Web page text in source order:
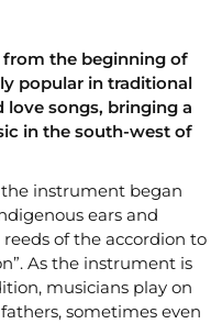
the beginning of
popular in traditional
love songs, bringing a
in the south-west of
instrument began
ears and
of the accordion to
As the instrument is
musicians play on
sometimes even